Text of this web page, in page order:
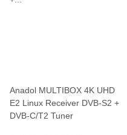
Anadol MULTIBOX 4K UHD
E2 Linux Receiver DVB-S2 +
DVB-C/T2 Tuner